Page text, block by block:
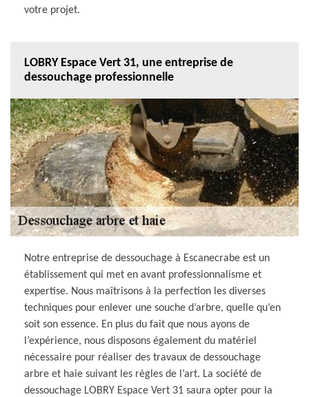
votre projet.
LOBRY Espace Vert 31, une entreprise de
dessouchage professionnelle
Notre entreprise de dessouchage à Escanecrabe est un
établissement qui met en avant professionnalisme et
expertise. Nous maîtrisons à la perfection les diverses
techniques pour enlever une souche d’arbre, quelle qu’en
soit son essence. En plus du fait que nous ayons de
l’expérience, nous disposons également du matériel
nécessaire pour réaliser des travaux de dessouchage
arbre et haie suivant les règles de l’art. La société de
dessouchage LOBRY Espace Vert 31 saura opter pour la